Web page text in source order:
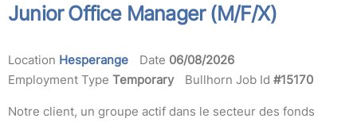
Junior Office Manager (M/F/X)
Location Hesperange Date 06/08/2026
Employment Type Temporary Bullhorn Job Id #15170
Notre client, un groupe actif dans le secteur des fonds